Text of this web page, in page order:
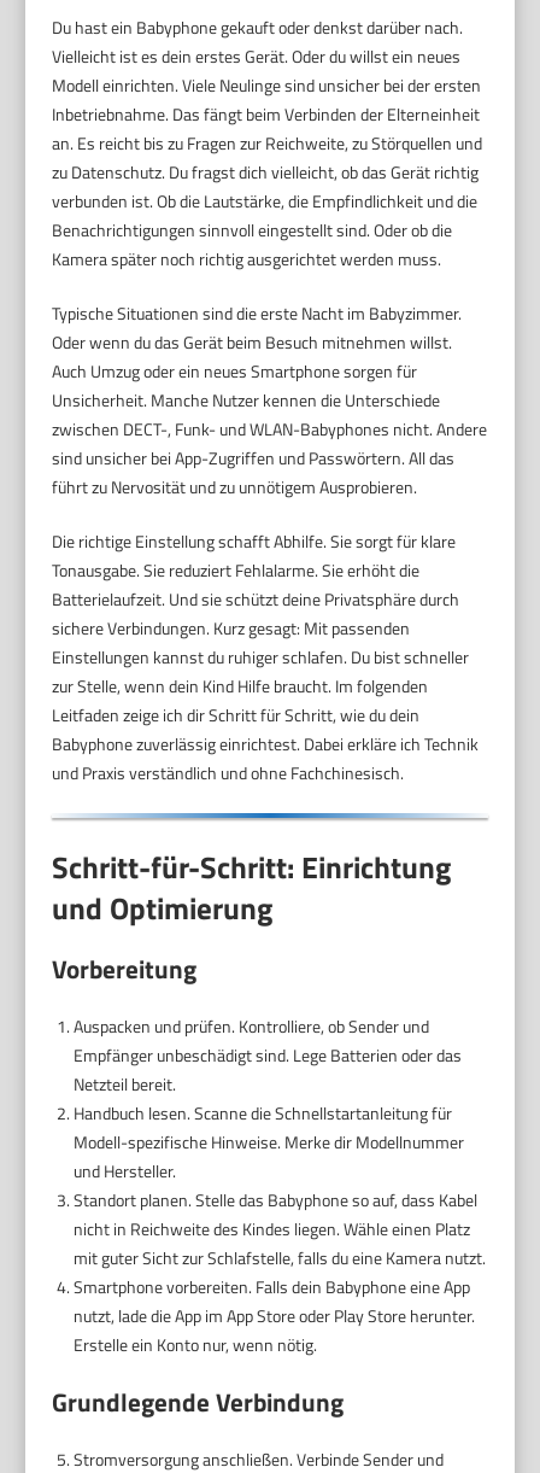
Du hast ein Babyphone gekauft oder denkst darüber nach.
Vielleicht ist es dein erstes Gerät. Oder du willst ein neues
Modell einrichten. Viele Neulinge sind unsicher bei der ersten
Inbetriebnahme. Das fängt beim Verbinden der Elterneinheit
an. Es reicht bis zu Fragen zur Reichweite, zu Störquellen und
zu Datenschutz. Du fragst dich vielleicht, ob das Gerät richtig
verbunden ist. Ob die Lautstärke, die Empfindlichkeit und die
Benachrichtigungen sinnvoll eingestellt sind. Oder ob die
Kamera später noch richtig ausgerichtet werden muss.
Typische Situationen sind die erste Nacht im Babyzimmer.
Oder wenn du das Gerät beim Besuch mitnehmen willst.
Auch Umzug oder ein neues Smartphone sorgen für
Unsicherheit. Manche Nutzer kennen die Unterschiede
zwischen DECT-, Funk- und WLAN-Babyphones nicht. Andere
sind unsicher bei App-Zugriffen und Passwörtern. All das
führt zu Nervosität und zu unnötigem Ausprobieren.
Die richtige Einstellung schafft Abhilfe. Sie sorgt für klare
Tonausgabe. Sie reduziert Fehlalarme. Sie erhöht die
Batterielaufzeit. Und sie schützt deine Privatsphäre durch
sichere Verbindungen. Kurz gesagt: Mit passenden
Einstellungen kannst du ruhiger schlafen. Du bist schneller
zur Stelle, wenn dein Kind Hilfe braucht. Im folgenden
Leitfaden zeige ich dir Schritt für Schritt, wie du dein
Babyphone zuverlässig einrichtest. Dabei erkläre ich Technik
und Praxis verständlich und ohne Fachchinesisch.
Schritt-für-Schritt: Einrichtung
und Optimierung
Vorbereitung
Auspacken und prüfen. Kontrolliere, ob Sender und
Empfänger unbeschädigt sind. Lege Batterien oder das
Netzteil bereit.
Handbuch lesen. Scanne die Schnellstartanleitung für
Modell-spezifische Hinweise. Merke dir Modellnummer
und Hersteller.
Standort planen. Stelle das Babyphone so auf, dass Kabel
nicht in Reichweite des Kindes liegen. Wähle einen Platz
mit guter Sicht zur Schlafstelle, falls du eine Kamera nutzt.
Smartphone vorbereiten. Falls dein Babyphone eine App
nutzt, lade die App im App Store oder Play Store herunter.
Erstelle ein Konto nur, wenn nötig.
Grundlegende Verbindung
Stromversorgung anschließen. Verbinde Sender und